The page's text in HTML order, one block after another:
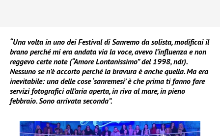
“Una volta in uno dei Festival di Sanremo da solista, modificai il
brano perché mi era andata via la voce, avevo l’influenza e non
reggevo certe note (“Amore Lontanissimo” del 1998, ndr).
Nessuno se n’è accorto perché la bravura è anche quella. Ma era
inevitabile: una delle cose ‘sanremesi’ è che prima ti fanno fare
servizi fotografici all’aria aperta, in riva al mare, in pieno
febbraio. Sono arrivata seconda”.